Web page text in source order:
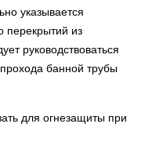
указывается
перекрытий из
руководствоваться
банной трубы
для огнезащиты при